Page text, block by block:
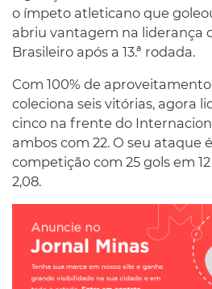
o ímpeto atleticano que
abriu vantagem na liderança
Brasileiro após a 13.ª rodada.
Com 100% de
coleciona seis vitórias, agora
cinco na frente do
ambos com 22. O seu ataque
competição com 25 gols em
2,08.